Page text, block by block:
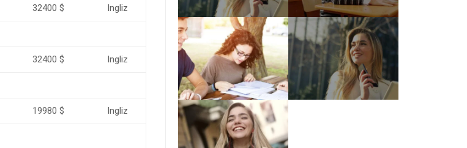
32400 $ Ingliz
32400 $ Ingliz
19980 $ Ingliz